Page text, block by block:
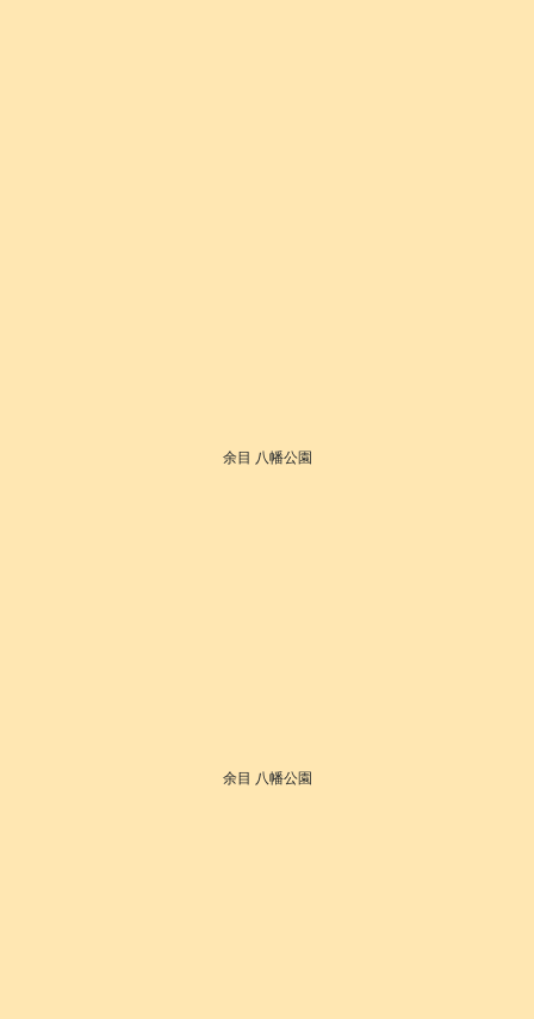
余目 八幡公園
余目 八幡公園